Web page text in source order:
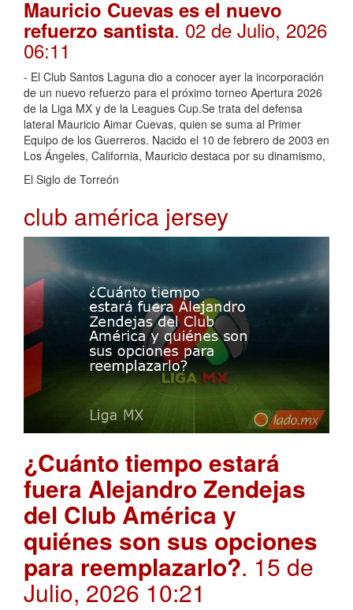
Mauricio Cuevas es el nuevo
refuerzo santista. 02 de Julio, 2026
06:11
- El Club Santos Laguna dio a conocer ayer la incorporación
de un nuevo refuerzo para el próximo torneo Apertura 2026
de la Liga MX y de la Leagues Cup.Se trata del defensa
lateral Mauricio Aimar Cuevas, quien se suma al Primer
Equipo de los Guerreros. Nacido el 10 de febrero de 2003 en
Los Ángeles, California, Mauricio destaca por su dinamismo,
El Siglo de Torreón
club américa jersey
¿Cuánto tiempo estará
fuera Alejandro Zendejas
del Club América y
quiénes son sus opciones
para reemplazarlo?. 15 de
Julio, 2026 10:21